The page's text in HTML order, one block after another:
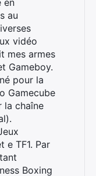
en
au
vidéo
mes armes
Gameboy.
pour la
Gamecube
la chaîne
e TF1. Par
Boxing